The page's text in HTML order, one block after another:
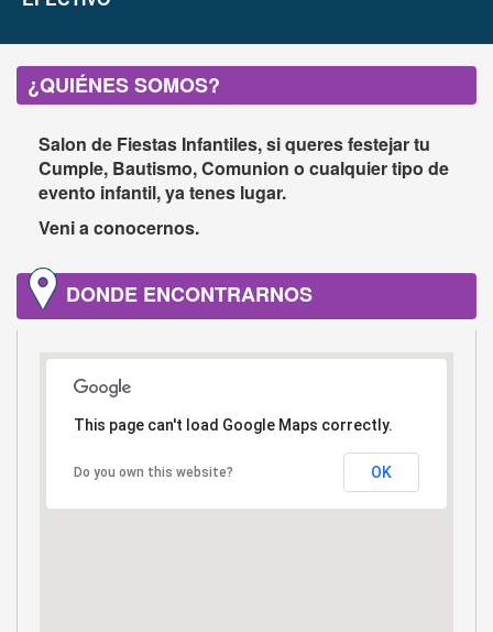
¿QUIÉNES SOMOS?
Salon de Fiestas Infantiles, si queres festejar tu
Cumple, Bautismo, Comunion o cualquier tipo de
evento infantil, ya tenes lugar.
Veni a conocernos.
DONDE ENCONTRARNOS
This page can't load Google Maps correctly.
Do you own this website? OK